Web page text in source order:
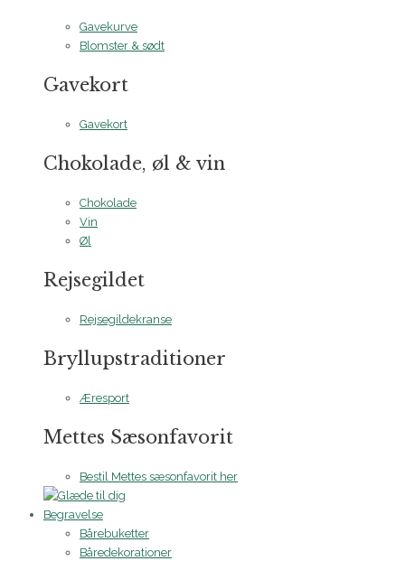
Gavekurve
Blomster & sødt
Gavekort
Gavekort
Chokolade, øl & vin
Chokolade
Vin
Øl
Rejsegildet
Rejsegildekranse
Bryllupstraditioner
Æresport
Mettes Sæsonfavorit
Bestil Mettes sæsonfavorit her
Begravelse
Bårebuketter
Båredekorationer